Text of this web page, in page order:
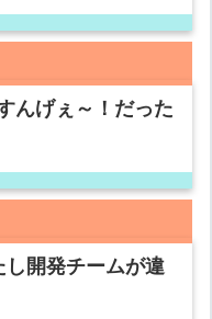
んげぇ～！だった
開発チームが違